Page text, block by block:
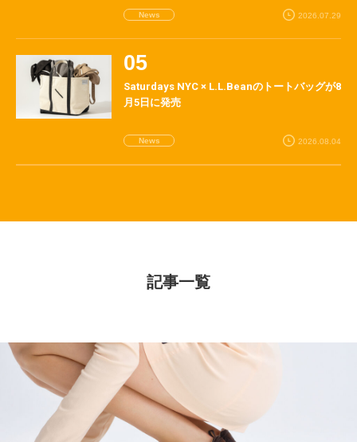
News 2026.07.29
Saturdays NYC × L.L.Beanのトートバッグが8
月5日に発売
News 2026.08.04
記事一覧